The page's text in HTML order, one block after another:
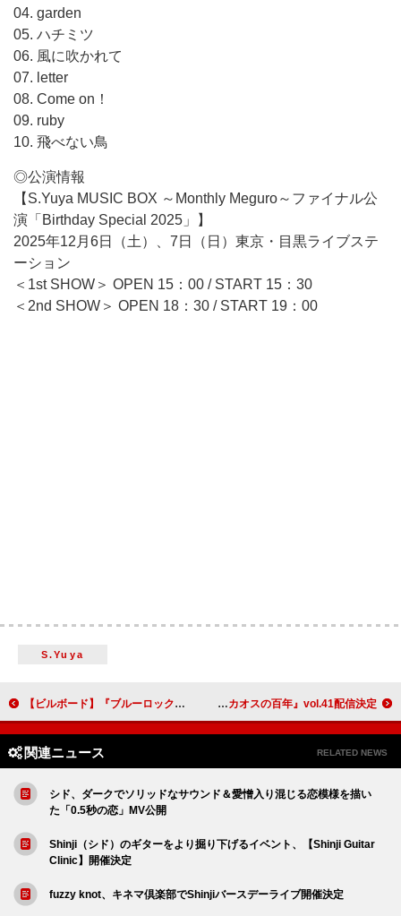
04. garden
05. ハチミツ
06. 風に吹かれて
07. letter
08. Come on！
09. ruby
10. 飛べない鳥
◎公演情報
【S.Yuya MUSIC BOX ～Monthly Meguro～ファイナル公
演「Birthday Special 2025」】
2025年12月6日（土）、7日（日）東京・目黒ライブステ
ーション
＜1st SHOW＞ OPEN 15：00 / START 15：30
＜2nd SHOW＞ OPEN 18：30 / START 19：00
S.Yuya
【ビルボード】『ブルーロック』最新巻が令和ブックチャート首位 『ちいかわ』最新巻が続く 9mm Parabellum Bullet、12/2『カオスの百年』vol.41配信決定
関連ニュース RELATED NEWS
シド、ダークでソリッドなサウンド＆愛憎入り混じる恋模様を描い
た「0.5秒の恋」MV公開
Shinji（シド）のギターをより掘り下げるイベント、【Shinji Guitar
Clinic】開催決定
fuzzy knot、キネマ倶楽部でShinjiバースデーライブ開催決定